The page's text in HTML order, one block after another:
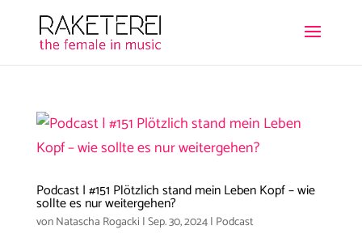
Podcast | #151 Plötzlich stand mein Leben Kopf – wie
sollte es nur weitergehen?
vonNatascha Rogacki |Sep. 30, 2024| Podcast